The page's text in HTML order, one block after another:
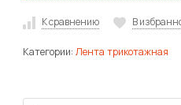
К сравнению В
Категории: Лента трикотажная